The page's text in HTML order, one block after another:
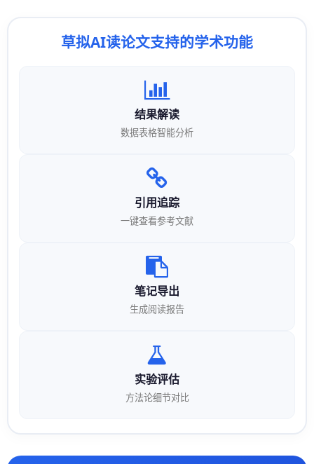
草拟AI读论文支持的学术功能
结果解读
数据表格智能分析
引用追踪
一键查看参考文献
笔记导出
生成阅读报告
实验评估
方法论细节对比